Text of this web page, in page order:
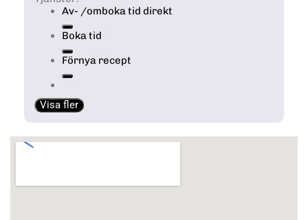
Av- /omboka tid direkt
Boka tid
Förnya recept
Visa fler